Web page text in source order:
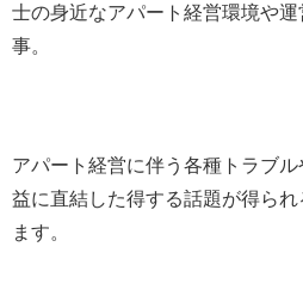
士の身近なアパート経営環境や
事。
アパート経営に伴う各種トラブ
益に直結した得する話題が得ら
ます。